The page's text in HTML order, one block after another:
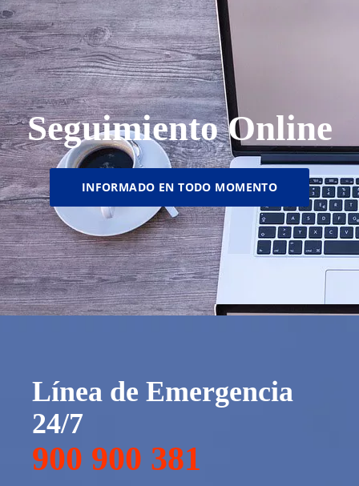
Seguimiento Online
INFORMADO EN TODO MOMENTO
Línea de Emergencia
24/7
900 900 381